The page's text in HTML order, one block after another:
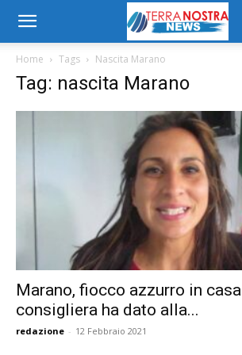
Home Tags Nascita Marano
Tag: nascita Marano
Marano, fiocco azzurro in
consigliera ha dato alla...
redazione - 12 Febbraio 2021